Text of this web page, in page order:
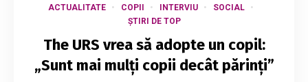
ACTUALITATE COPII INTERVIU
SOCIAL
ȘTIRI DE TOP
The URS vrea să adopte un copil:
„Sunt mai mulți copii decât părinți”